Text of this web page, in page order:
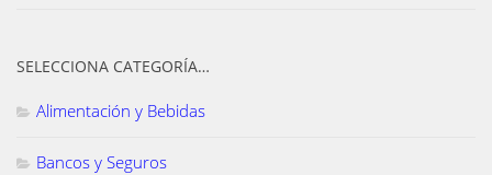
SELECCIONA CATEGORÍA…
Alimentación y Bebidas
Bancos y Seguros